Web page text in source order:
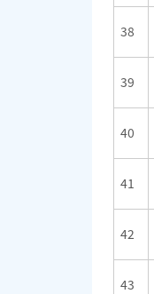
38
39
40
41
42
43